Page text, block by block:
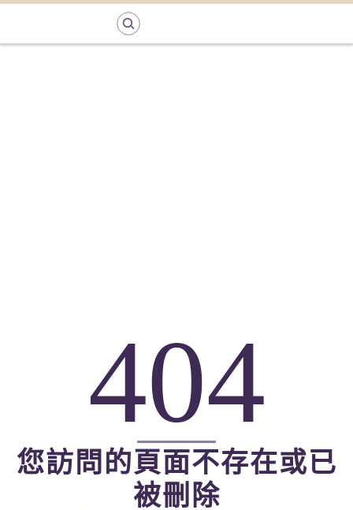
404
您訪問的頁面不存在或已
被刪除